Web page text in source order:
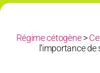
Régime cétogène>
l’importance